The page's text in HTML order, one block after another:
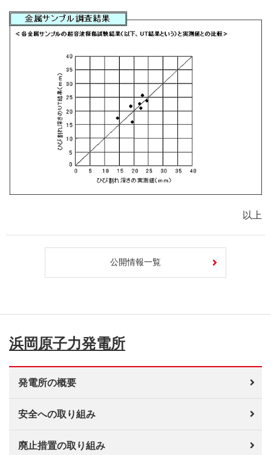
以上
公開情報一覧
浜岡原子力発電所
発電所の概要
安全への取り組み
廃止措置の取り組み